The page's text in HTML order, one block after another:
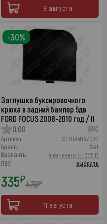
9 августа
Заглушка буксировочного
крюка в задний бампер 5дв
FORD FOCUS 2008-2010 год / II
0,00
0
Артикул:
STFDA5087CB0
Бренд:
Sat
Варианты:
4 варианта от 335 ₽
ПВЗ:
выбрать
335₽478₽
11 августа
-30%